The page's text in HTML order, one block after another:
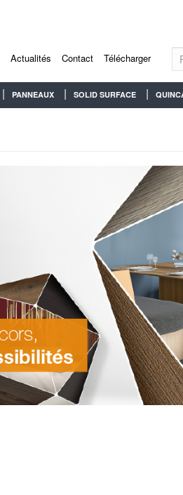
Actualités Contact Télécharger
PANNEAUX SOLID SURFACE